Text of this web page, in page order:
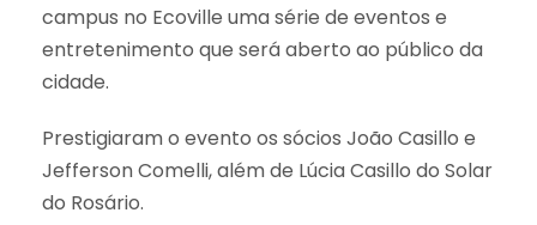
campus no Ecoville uma série de eventos e
entretenimento que será aberto ao público da
cidade.
Prestigiaram o evento os sócios João Casillo e
Jefferson Comelli, além de Lúcia Casillo do Solar
do Rosário.